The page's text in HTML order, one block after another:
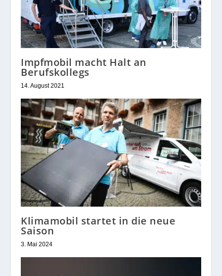
Impfmobil macht Halt an
Berufskollegs
14. August 2021
Klimamobil startet in die neue
Saison
3. Mai 2024